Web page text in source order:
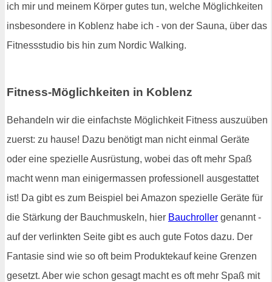
ich mir und meinem Körper gutes tun, welche Möglichkeiten
insbesondere in Koblenz habe ich - von der Sauna, über das
Fitnessstudio bis hin zum Nordic Walking.
Fitness-Möglichkeiten in Koblenz
Behandeln wir die einfachste Möglichkeit Fitness auszuüben
zuerst: zu hause! Dazu benötigt man nicht einmal Geräte
oder eine spezielle Ausrüstung, wobei das oft mehr Spaß
macht wenn man einigermassen professionell ausgestattet
ist! Da gibt es zum Beispiel bei Amazon spezielle Geräte für
die Stärkung der Bauchmuskeln, hier Bauchroller genannt -
auf der verlinkten Seite gibt es auch gute Fotos dazu. Der
Fantasie sind wie so oft beim Produktekauf keine Grenzen
gesetzt. Aber wie schon gesagt macht es oft mehr Spaß mit